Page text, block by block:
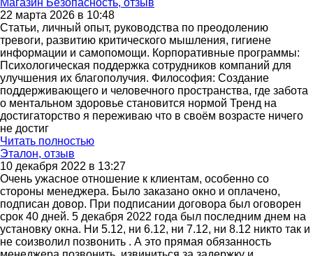
Магазин Безопасность, отзыв
22 марта 2026 в 10:48
Статьи, личный опыт, руководства по преодолению
тревоги, развитию критического мышления, гигиене
информации и самопомощи. Корпоративные программы:
Психологическая поддержка сотрудников компаний для
улучшения их благополучия. Философия: Создание
поддерживающего и человечного пространства, где забота
о ментальном здоровье становится нормой Тренд на
достигаторство я переживаю что в своём возрасте ничего
не достиг
Читать полностью
Эталон, отзыв
10 декабря 2022 в 13:27
Очень ужасное отношение к клиентам, особенно со
стороны менеджера. Было заказано окно и оплачено,
подписан довор. При подписании договора был оговорен
срок 40 дней. 5 декабря 2022 года был последним днем на
установку окна. Ни 5.12, ни 6.12, ни 7.12, ни 8.12 никто так и
не соизволил позвонить . А это прямая обязанность